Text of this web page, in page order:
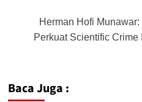
Herman Hofi
Perkuat Scientific
Baca Juga :